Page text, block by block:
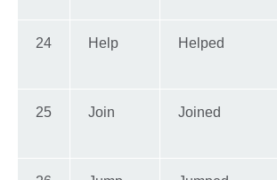
24 Help Helped
25 Join Joined